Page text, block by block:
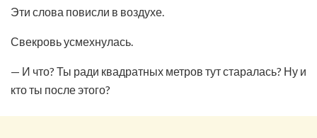
Эти слова повисли в воздухе.
Свекровь усмехнулась.
— И что? Ты ради квадратных метров тут старалась? Ну и
кто ты после этого?